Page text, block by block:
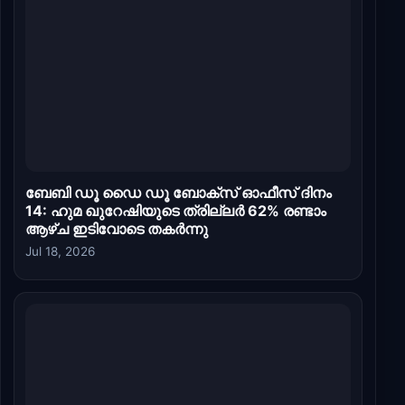
ബേബി ഡൂ ഡൈ ഡൂ ബോക്സ് ഓഫീസ് ദിനം
14: ഹുമ ഖുറേഷിയുടെ ത്രില്ലർ 62% രണ്ടാം
ആഴ്ച ഇടിവോടെ തകർന്നു
Jul 18, 2026